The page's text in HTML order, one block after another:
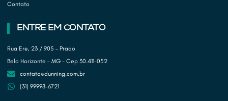
Contato
ENTRE EM CONTATO
Rua Ere, 23 / 905 – Prado
Belo Horizonte – MG – Cep 30.411-052
contato@dunning.com.br
(31) 99998-6721